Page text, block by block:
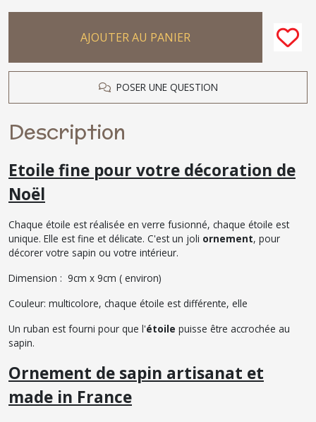
AJOUTER AU PANIER
POSER UNE QUESTION
Description
Etoile fine pour votre décoration de
Noël
Chaque étoile est réalisée en verre fusionné, chaque étoile est
unique. Elle est fine et délicate. C'est un joli ornement, pour
décorer votre sapin ou votre intérieur.
Dimension : 9cm x 9cm ( environ)
Couleur: multicolore, chaque étoile est différente, elle
Un ruban est fourni pour que l'étoile puisse être accrochée au
sapin.
Ornement de sapin artisanat et
made in France